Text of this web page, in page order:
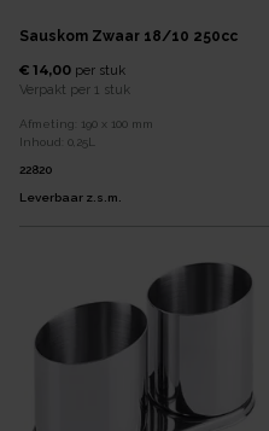
Sauskom Zwaar 18/10 250cc
€ 14,00 per stuk
Verpakt per 1 stuk
Afmeting: 190 x 100 mm
Inhoud: 0,25L
22820
Leverbaar z.s.m.